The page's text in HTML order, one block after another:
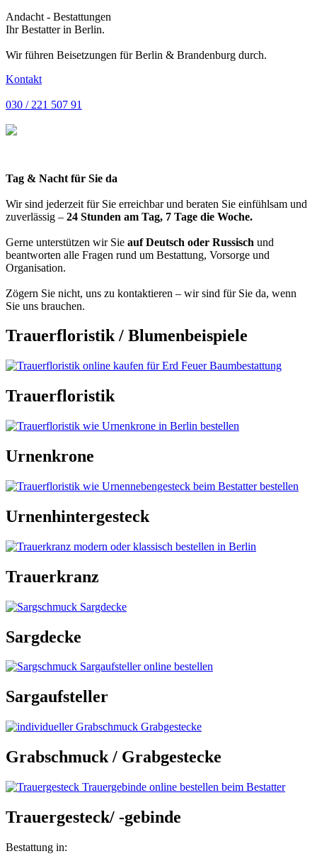
Andacht - Bestattungen
Ihr Bestatter in Berlin.
Wir führen Beisetzungen für Berlin & Brandenburg durch.
Kontakt
030 / 221 507 91
Tag & Nacht für Sie da
Wir sind jederzeit für Sie erreichbar und beraten Sie einfühlsam und
zuverlässig – 24 Stunden am Tag, 7 Tage die Woche.
Gerne unterstützen wir Sie auf Deutsch oder Russisch und
beantworten alle Fragen rund um Bestattung, Vorsorge und
Organisation.
Zögern Sie nicht, uns zu kontaktieren – wir sind für Sie da, wenn
Sie uns brauchen.
Trauerfloristik / Blumenbeispiele
Trauerfloristik
Urnenkrone
Urnenhintergesteck
Trauerkranz
Sargdecke
Sargaufsteller
Grabschmuck / Grabgestecke
Trauergesteck/ -gebinde
Bestattung in: